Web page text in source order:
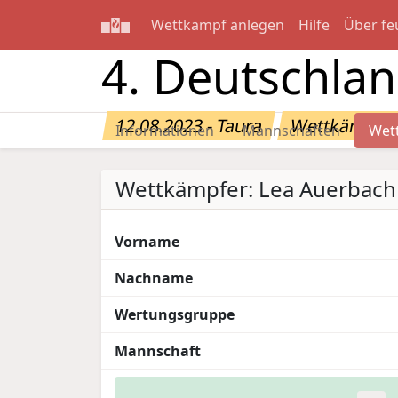
Wettkampf anlegen Hilfe Über
4.
12.08.2023 - Taura
Informationen Mannschaften
Wettkämpfer: Lea Auerbach
Vorname
Nachname
Wertungsgruppe
Mannschaft